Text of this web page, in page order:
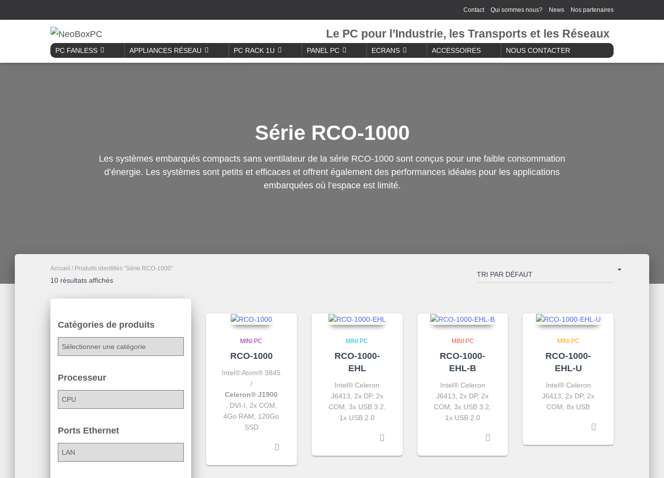
Contact Qui sommes nous? News Nos partenaires
Le PC pour l’Industrie, les Transports et les Réseaux
PC FANLESS APPLIANCES RÉSEAU PC RACK 1U PANEL PC ECRANS ACCESSOIRES NOUS CONTACTER
Série RCO-1000
Les systèmes embarqués compacts sans ventilateur de la série RCO-1000 sont conçus pour une faible consommation
d’énergie. Les systèmes sont petits et efficaces et offrent également des performances idéales pour les applications
embarquées où l’espace est limité.
Accueil / Produits identifiés “Série RCO-1000”
10 résultats affichés
Catégories de produits
Processeur
Ports Ethernet
MINI PC
RCO-1000
Intel® Atom® 3845
/
Celeron® J1900
, DVI-I, 2x COM,
4Go RAM, 120Go
SSD
MINI PC
RCO-1000-
EHL
Intel® Celeron
J6413, 2x DP, 2x
COM, 3x USB 3.2,
1x USB 2.0
MINI PC
RCO-1000-
EHL-B
Intel® Celeron
J6413, 2x DP, 2x
COM, 3x USB 3.2,
1x USB 2.0
MINI PC
RCO-1000-
EHL-U
Intel® Celeron
J6413, 2x DP, 2x
COM, 8x USB